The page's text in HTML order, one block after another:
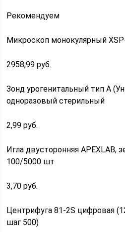
Рекомендуем
Микроскоп монокулярный
2958,99 руб.
Зонд урогенитальный тип А
одноразовый стерильный
2,99 руб.
Игла двусторонняя APEXLAB,
100/5000 шт
3,70 руб.
Центрифуга 81-2S цифровая
шаг 500)